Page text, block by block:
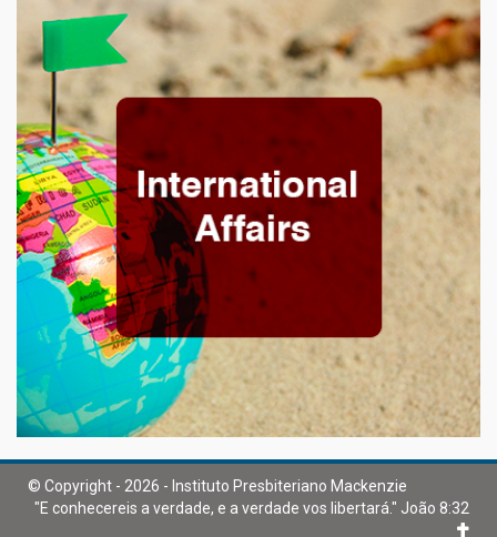
© Copyright - 2026 - Instituto Presbiteriano Mackenzie
"E conhecereis a verdade, e a verdade vos libertará." João 8:32